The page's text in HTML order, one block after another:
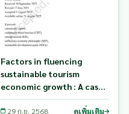
Factors in fluencing
sustainable tourism
economic growth : A case
study of Lampang
Province, Thailand
29 ก.ย. 2568 ดูเพิ่มเติม